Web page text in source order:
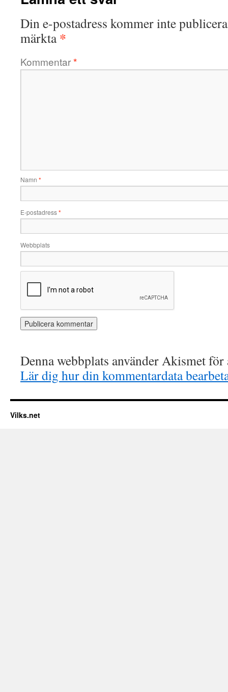
Din e-postadress kommer inte
märkta*
Kommentar*
Namn *
E-postadress*
Webbplats
Denna webbplats använder Akismet
Lär dig hur din kommentardata
Vilks.net